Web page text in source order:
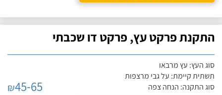
התקנת פרקט עץ, פרקט דו שכבתי
סוג העץ: עץ מרבאו
תשתית קיימת: על גבי מרצפות
סוג התקנה: הנחה צפה
₪45-65